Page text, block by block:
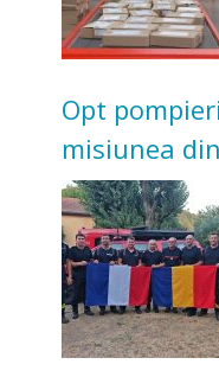
Opt
misiunea
incendii de